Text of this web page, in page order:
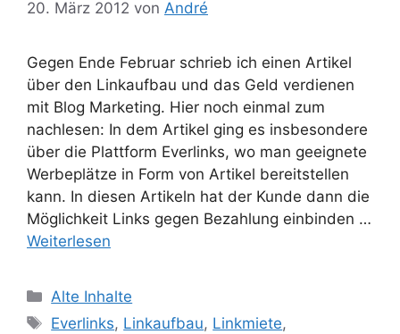
20. März 2012 von André
Gegen Ende Februar schrieb ich einen Artikel
über den Linkaufbau und das Geld verdienen
mit Blog Marketing. Hier noch einmal zum
nachlesen: In dem Artikel ging es insbesondere
über die Plattform Everlinks, wo man geeignete
Werbeplätze in Form von Artikel bereitstellen
kann. In diesen Artikeln hat der Kunde dann die
Möglichkeit Links gegen Bezahlung einbinden …
Weiterlesen
Kategorien
Alte Inhalte
Schlagwörter
Everlinks, Linkaufbau, Linkmiete,